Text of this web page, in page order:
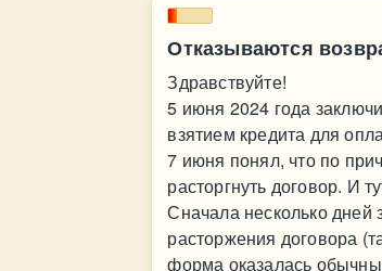
Отказываются
Здравствуйте!
5 июня 2024 года
взятием кредита для
7 июня понял, что по
расторгнуть договор. И
Сначала несколько дней
расторжения договора
форма оказалась